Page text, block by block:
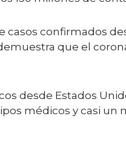
casos confirmados
que el
desde Estados
médicos y casi un